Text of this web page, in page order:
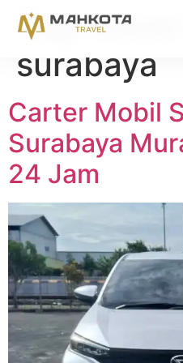
Tag:travel
surabaya
Carter Mobil
Surabaya
24 Jam